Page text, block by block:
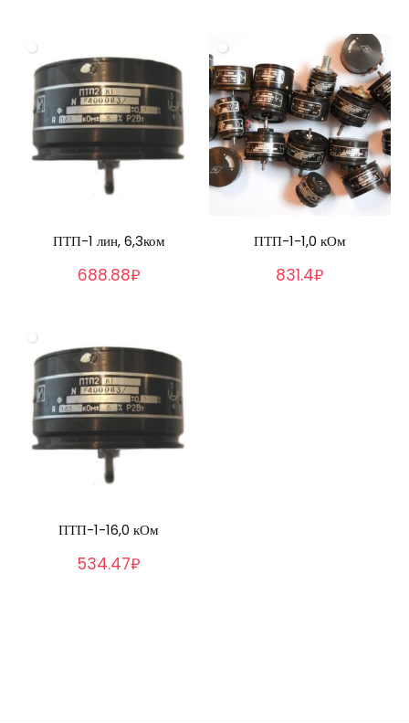
ПТП-1 лин, 6,3ком
688.88₽
ПТП-1-1,0 кОм
831.4₽
ПТП-1-16,0 кОм
534.47₽